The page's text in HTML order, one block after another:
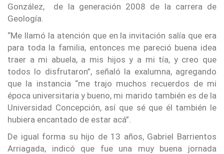
González, de la generación 2008 de la carrera de
Geología.
“Me llamó la atención que en la invitación salía que era
para toda la familia, entonces me pareció buena idea
traer a mi abuela, a mis hijos y a mi tía, y creo que
todos lo disfrutaron”, señaló la exalumna, agregando
que la instancia “me trajo muchos recuerdos de mi
época universitaria y bueno, mi marido también es de la
Universidad Concepción, así que sé que él también le
hubiera encantado de estar acá”.
De igual forma su hijo de 13 años, Gabriel Barrientos
Arriagada, indicó que fue una muy buena jornada